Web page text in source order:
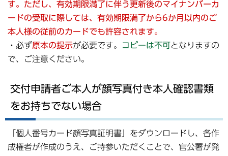
す。ただし、有効期限満了に伴う更新後のマイナンバーカ
ードの受取に際しては、有効期限満了から6か月以内のご
本人様の従前のカードでも許容されます。
・必ず原本の提示が必要です。 コピーは不可となりますの
で、ご注意ください。
交付申請者ご本人が顔写真付き本人確認書類
をお持ちでない場合
「個人番号カード顔写真証明書」をダウンロードし、各作
成権者が作成のうえ、ご持参いただくことで、官公署が発